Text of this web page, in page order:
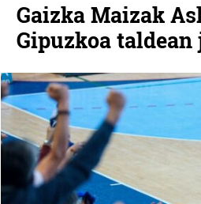
Gaizka Maizak
Gipuzkoa